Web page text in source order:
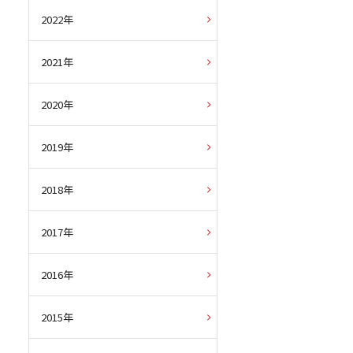
2022年
2021年
2020年
2019年
2018年
2017年
2016年
2015年